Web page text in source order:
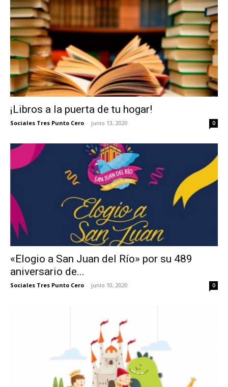
¡Libros a la puerta de tu hogar!
Sociales Tres Punto Cero - junio 13, 2020 0
«Elogio a San Juan del Río» por su 489
aniversario de...
Sociales Tres Punto Cero - junio 10, 2020 0